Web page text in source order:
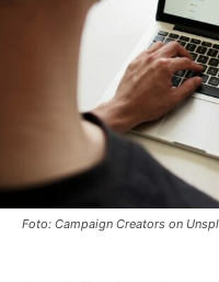
Foto: Campaign Creators on